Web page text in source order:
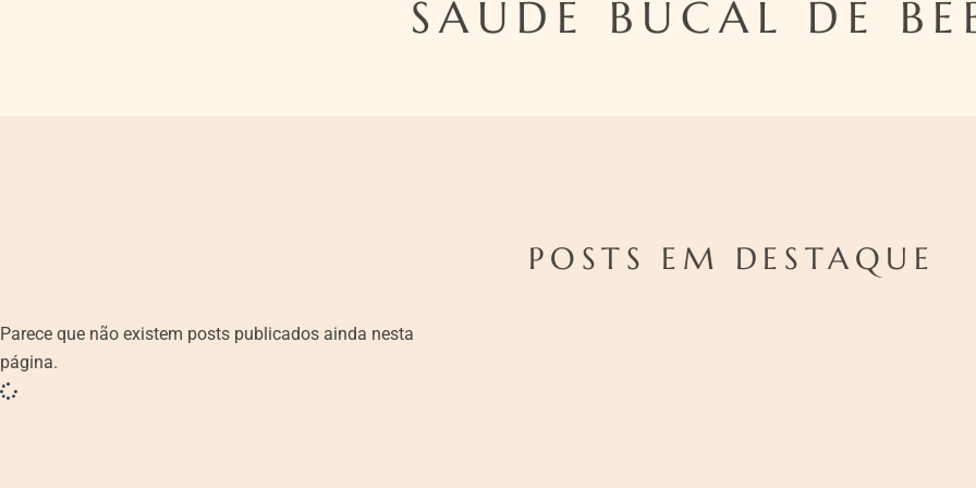
SAÚDE BUCAL DE
POSTS EM DESTAQUE
Parece que não existem posts publicados ainda nesta
página.